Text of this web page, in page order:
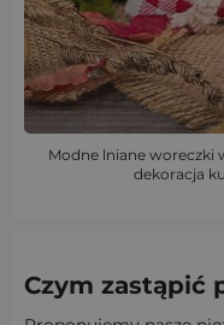
Modne lniane woreczki
dekoracja
Czym zastąpić